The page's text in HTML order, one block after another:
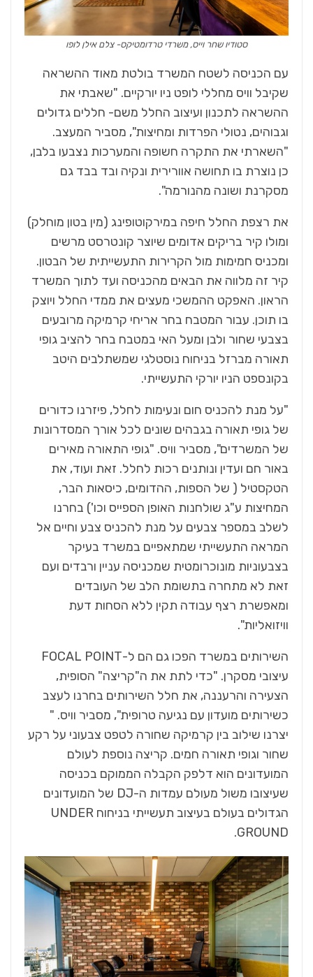
סטודיו שחר וייס, משרדי טרדומטיקס- צלם אילן לופו
עם הכניסה לשטח המשרד בולטת מאוד ההשראה
שקיבל וויס מחללי לופט ניו יורקיים. "שאבתי את
ההשראה לתכנון ועיצוב החלל משם- חללים גדולים
וגבוהים, נטולי הפרדות ומחיצות", מסביר המעצב.
"השארתי את התקרה חשופה והמערכות נצבעו בלבן,
כן נוצרת בו תחושה אוורירית ונקיה ובד בבד גם
מסקרנת ושונה מהנורמה".
את רצפת החלל חיפה במירקוטופינג (מין בטון מוחלק)
ומולו קיר בריקים אדומים שיוצר קונטרסט מרשים
ומכניס חמימות מול הקרירות התעשייתית של הבטון.
קיר זה מלווה את הבאים מהכניסה ועד לתוך המשרד
הראון. האפקט ההמשכי מעצים את ממדי החלל ויוצק
בו תוכן. עבור המטבח בחר אריחי קרמיקה מרובעים
בצבעי שחור ולבן ומעל האי במטבח בחר להציב גופי
תאורה מברזל בניחוח נוסטלגי שמשתלבים היטב
בקונספט הניו יורקי התעשייתי.
"על מנת להכניס חום ונעימות לחלל, פיזרנו כדורים
של גופי תאורה בגבהים שונים לכל אורך המסדרונות
של המשרדים", מסביר וויס. "גופי התאורה מאירים
באור חם ועדין ונותנים רכות לחלל. זאת ועוד, את
הטקסטיל ( של הספות, ההדומים, כיסאות הבר,
המחיצות ע"ג שולחנות האופן הספייס וכו') בחרנו
לשלב במספר צבעים על מנת להכניס צבע וחיים אל
המראה התעשייתי שמתאפיים במשרד בעיקר
בצבעוניות מונוכרומטית שמכניסה עניין ורבדים ועם
זאת לא מתחרה בתשומת הלב של העובדים
ומאפשרת רצף עבודה תקין ללא הסחות דעת
וויזואליות".
השירותים במשרד הפכו גם הם ל-FOCAL POINT
עיצובי מסקרן. "כדי לתת את ה"קריצה" הסופית,
הצעירה והרעננה, את חלל השירותים בחרנו לעצב
כשירותים מועדון עם נגיעה טרופית", מסביר וויס. "
יצרנו שילוב בין קרמיקה שחורה לטפט צבעוני על רקע
שחור וגופי תאורה חמים. קריצה נוספת לעולם
המועדונים הוא דלפק הקבלה הממוקם בכניסה
שעיצובו משול מעולם עמדות ה-DJ של המועדונים
הגדולים בעולם בעיצוב תעשייתי בניחוח UNDER
GROUND.